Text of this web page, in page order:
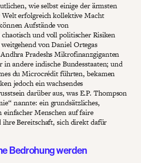
wie selbst einige der ärmsten
erfolgreich kollektive Macht
Aufstände von
und voll politischer Risiken
von Daniel Ortegas
Pradeshs Mikrofinanzgiganten
in andere indische Bundesstaaten; und
du Microcrédit führten, bekamen
jedoch ein wachsendes
darüber aus, was E.P. Thompson
nannte: ein grundsätzliches,
einfacher Menschen auf faire
Bereitschaft, sich direkt dafür
Bedrohung werden